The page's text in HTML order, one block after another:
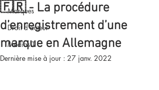
Marques
Droit d'auteur
MédiasIT
🇫🇷 - La procédure
d’enregistrement d’une
marque en Allemagne
Dernière mise à jour : 27 janv. 2022